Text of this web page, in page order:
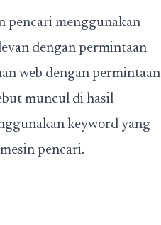
pencari menggunakan
dengan permintaan
web dengan permintaan
muncul di hasil
keyword yang
pencari.